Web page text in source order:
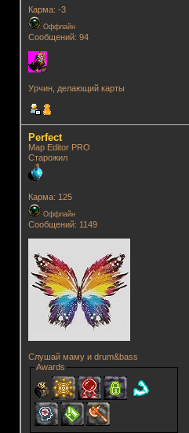
Карма: -3
Оффлайн
Сообщений: 94
Урчин, делающий карты
Perfect
Map Editor PRO
Старожил
Карма: 125
Оффлайн
Сообщений: 1149
Слушай маму и drum&bass
Awards